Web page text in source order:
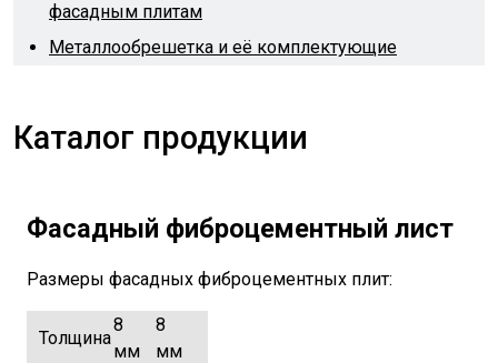
фасадным плитам
Металлообрешетка и её комплектующие
Каталог продукции
Фасадный фиброцементный лист
Размеры фасадных фиброцементных плит:
Толщина
8
мм
8
мм